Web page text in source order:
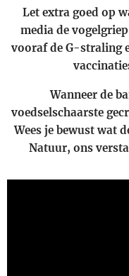
Let extra goed op
media de
vooraf de G-straling
Wanneer de
voedselschaarste
Wees je bewust wat
Natuur, ons